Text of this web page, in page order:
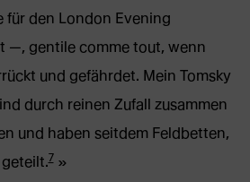
für den London Evening
—, gentile comme tout, wenn
und gefährdet. Mein Tomsky
durch reinen Zufall zusammen
und haben seitdem Feldbetten,
7